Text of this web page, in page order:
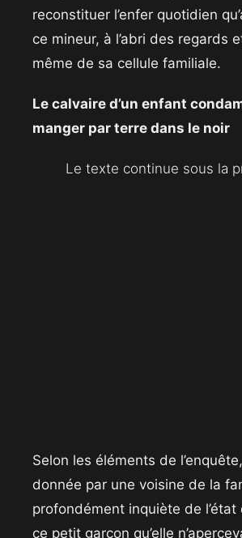
reconstituer l’enfer quotidien
ce mineur, à l’abri des regards
même de sa cellule familiale.
Le calvaire d’un enfant
manger par terre dans le noir
Le texte continue sous la
​Selon les éléments de
donnée par une voisine de la
profondément inquiète de
ce petit garçon qu’elle